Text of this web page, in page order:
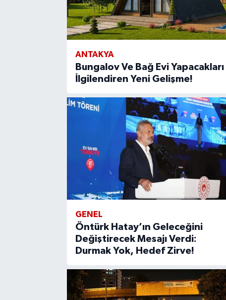
ANTAKYA
Bungalov Ve Bağ Evi Yapacakları
İlgilendiren Yeni Gelişme!
GENEL
Öntürk Hatay’ın Geleceğini
Değiştirecek Mesajı Verdi:
Durmak Yok, Hedef Zirve!